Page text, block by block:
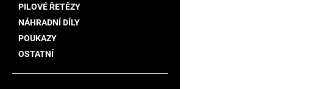
PILOVÉ ŘETĚZY
NÁHRADNÍ DÍLY
POUKAZY
OSTATNÍ